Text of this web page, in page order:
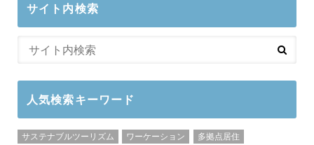
サイト内検索
人気検索キーワード
サステナブルツーリズム ワーケーション
多拠点居住